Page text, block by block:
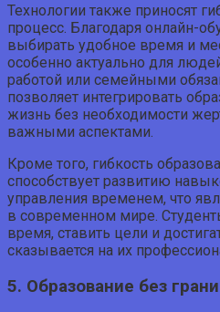
Технологии также приносят
процесс. Благодаря онлайн-
выбирать удобное время и
особенно актуально для
работой или семейными
позволяет интегрировать
жизнь без необходимости
важными аспектами.
Кроме того, гибкость
способствует развитию
управления временем, что
в современном мире.
время, ставить цели и
сказывается на их
5. Образование без